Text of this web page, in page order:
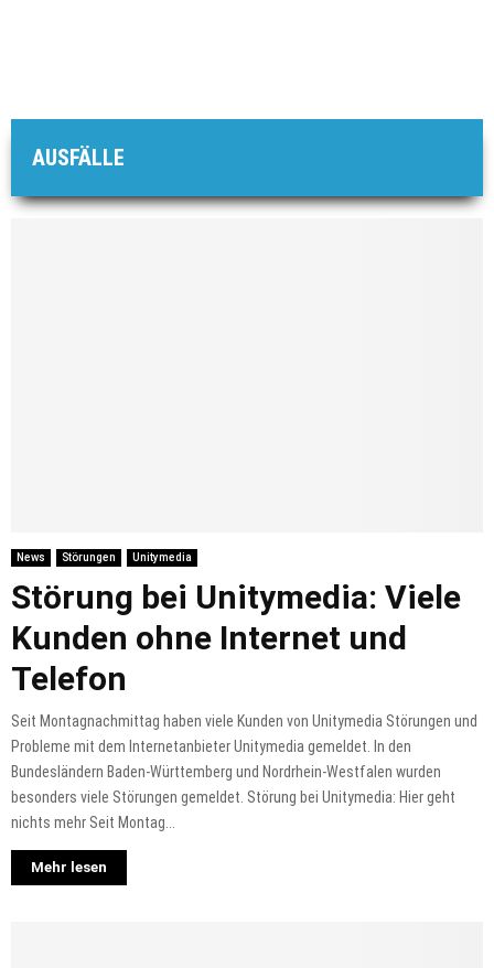
AUSFÄLLE
News Störungen Unitymedia
Störung bei Unitymedia: Viele
Kunden ohne Internet und
Telefon
Seit Montagnachmittag haben viele Kunden von Unitymedia Störungen und
Probleme mit dem Internetanbieter Unitymedia gemeldet. In den
Bundesländern Baden-Württemberg und Nordrhein-Westfalen wurden
besonders viele Störungen gemeldet. Störung bei Unitymedia: Hier geht
nichts mehr Seit Montag...
Mehr lesen